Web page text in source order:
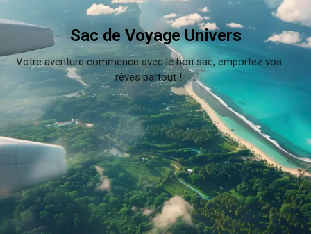
Sac de Voyage Univers
Votre aventure commence avec le bon sac, emportez vos
rêves partout !